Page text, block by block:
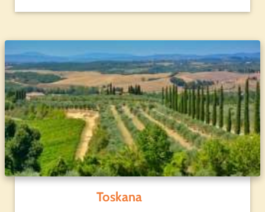
Toskana